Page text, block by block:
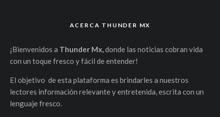
ACERCA THUNDER MX
¡Bienvenidos a Thunder Mx,donde las noticias cobran vida
con un toque fresco y fácil de entender!
El objetivo de esta plataforma es brindarles a nuestros
lectores información relevante y entretenida, escrita con un
lenguaje fresco.